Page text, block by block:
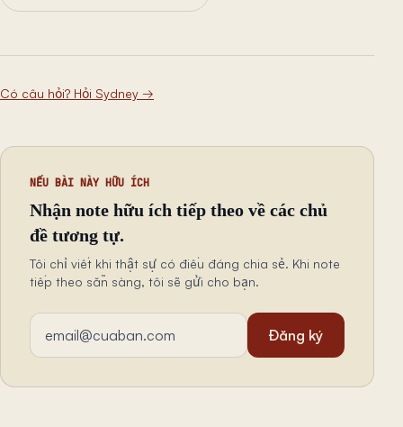
Có câu hỏi? Hỏi Sydney →
NẾU BÀI NÀY HỮU ÍCH
Nhận note hữu ích tiếp theo về các chủ
đề tương tự.
Tôi chỉ viết khi thật sự có điều đáng chia sẻ. Khi note
tiếp theo sẵn sàng, tôi sẽ gửi cho bạn.
Địa chỉ email
Đăng ký